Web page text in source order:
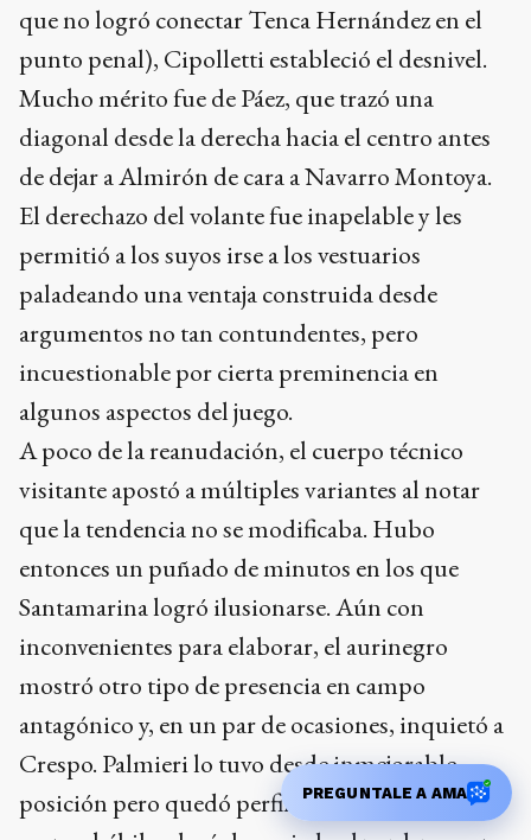
que no logró conectar Tenca Hernández en el
punto penal), Cipolletti estableció el desnivel.
Mucho mérito fue de Páez, que trazó una
diagonal desde la derecha hacia el centro antes
de dejar a Almirón de cara a Navarro Montoya.
El derechazo del volante fue inapelable y les
permitió a los suyos irse a los vestuarios
paladeando una ventaja construida desde
argumentos no tan contundentes, pero
incuestionable por cierta preminencia en
algunos aspectos del juego.
A poco de la reanudación, el cuerpo técnico
visitante apostó a múltiples variantes al notar
que la tendencia no se modificaba. Hubo
entonces un puñado de minutos en los que
Santamarina logró ilusionarse. Aún con
inconvenientes para elaborar, el aurinegro
mostró otro tipo de presencia en campo
antagónico y, en un par de ocasiones, inquietó a
Crespo. Palmieri lo tuvo desde inmejorable
posición pero quedó perfilado para su pierna
PREGUNTALE A AMA